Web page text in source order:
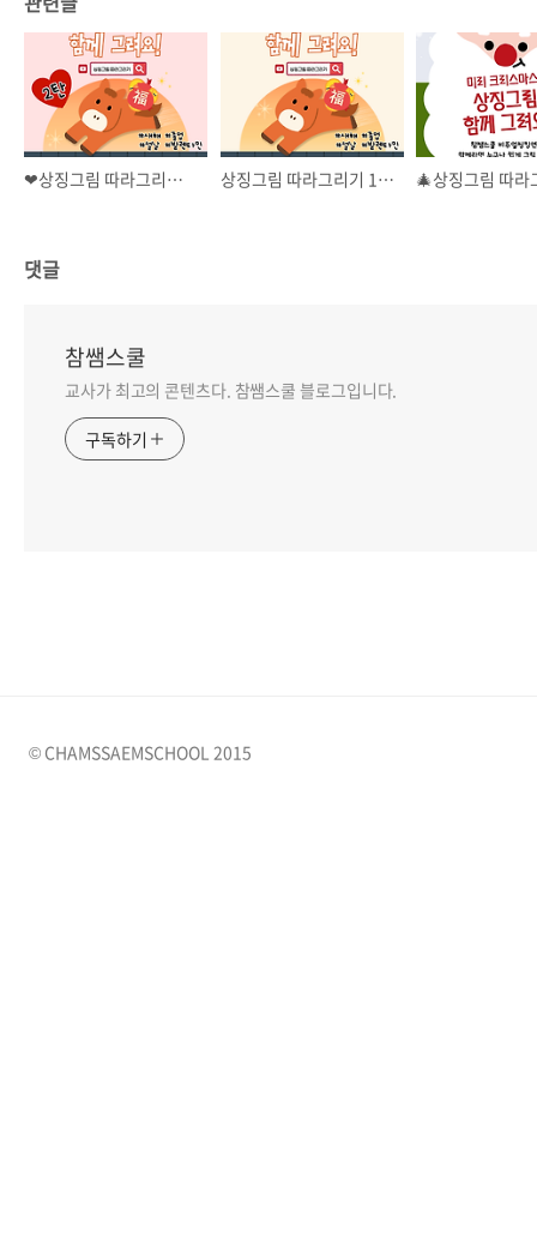
❤상징그림 따라그리기 1~2월 <2탄> 복주머니, 졸업모자, 동백꽃, 초콜릿 상징그림 따라그리기 1~2월 <1탄> 졸업식 소년, 졸업식 소녀, 축하, 졸업장
댓글
참쌤스쿨
교사가 최고의 콘텐츠다. 참쌤스쿨 블로그입니다.
구독하기
© CHAMSSAEMSCHOOL 2015